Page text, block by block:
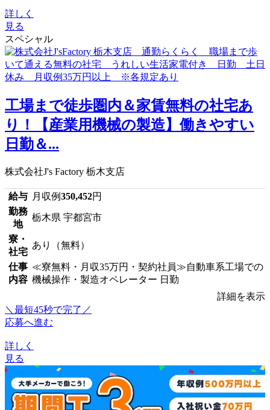
詳しく
見る
スペシャル
工場まで徒歩圏内＆家賃無料の社宅あ
り！【産業用機械の製造】働きやすい
日勤＆...
株式会社J's Factory 栃木支店
給与 月収例350,452円
勤務
地
栃木県 宇都宮市
寮・
社宅
あり（無料）
仕事
内容
≪寮無料・月収35万円・契約社員≫自動車系工場での
機械操作・製造オペレーター 日勤
詳細を表示
＼最短45秒で完了／
応募へ進む
詳しく
見る